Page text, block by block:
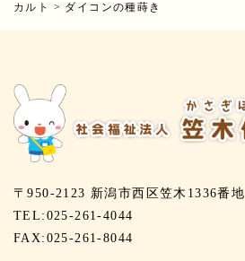
カルト
> ダイコンの種蒔き
〒950-2123 新潟市西区笠木1336番地
TEL:025-261-4044
FAX:025-261-8044